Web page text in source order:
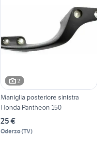
2
Maniglia posteriore sinistra
Honda Pantheon 150
25 €
Oderzo(TV)